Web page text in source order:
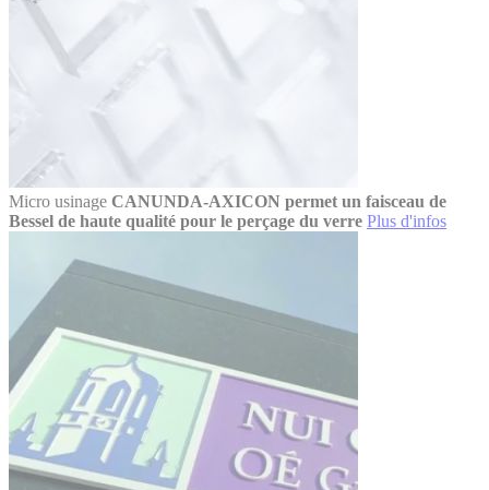
Micro usinage CANUNDA-AXICON permet un faisceau de
Bessel de haute qualité pour le perçage du verre Plus d'infos